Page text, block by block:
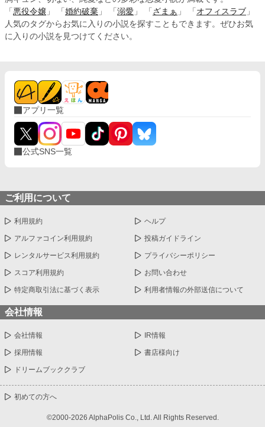
「 悪役令嬢 」 「 婚約破棄 」 「 溺愛 」 「 ざまぁ 」 「 オフィスラブ 」
人気のタグからお気に入りの小説を探すこともできます。ぜひお気
に入りの小説を見つけてください。
アプリ一覧
公式SNS一覧
ご利用について
利用規約 ヘルプ
アルファコイン利用規約 投稿ガイドライン
レンタルサービス利用規約 プライバシーポリシー
スコア利用規約 お問い合わせ
特定商取引法に基づく表示 利用者情報の外部送信について
会社情報
会社情報 IR情報
採用情報 書店様向け
ドリームブッククラブ
初めての方へ
©2000-2026 AlphaPolis Co., Ltd. All Rights Reserved.